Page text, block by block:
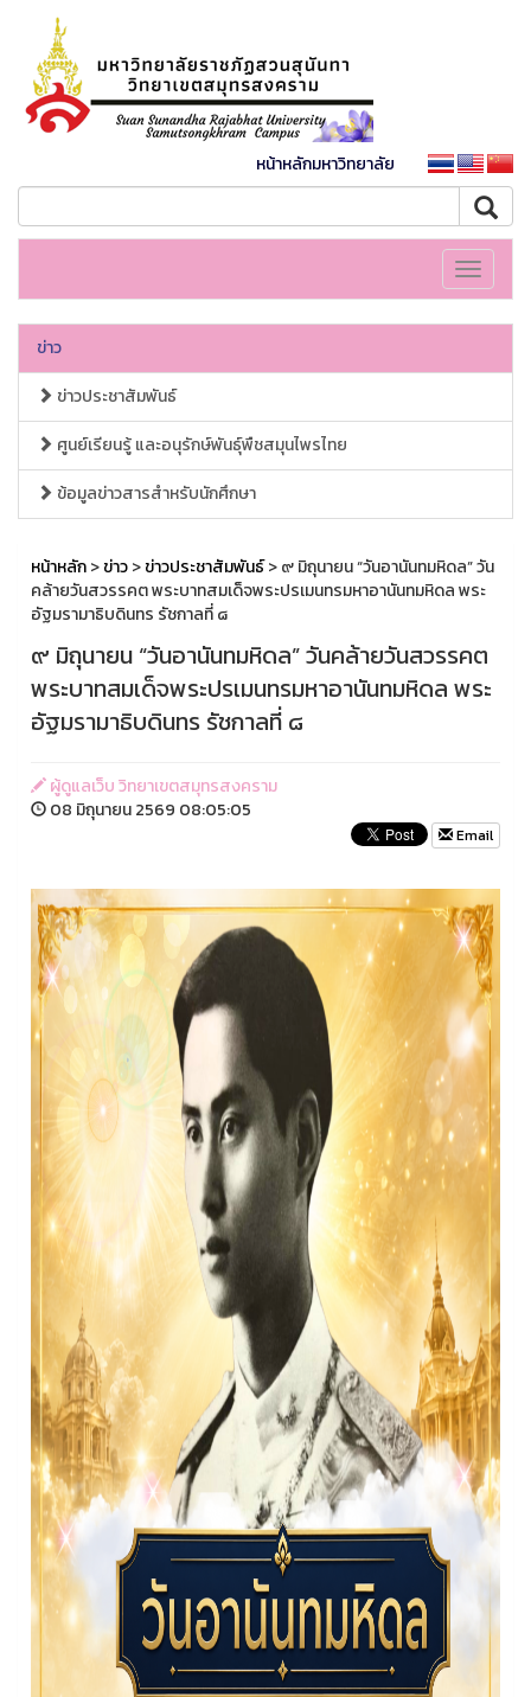
หน้าหลักมหาวิทยาลัย
Toggle
ข่าว
ข่าวประชาสัมพันธ์
ศูนย์เรียนรู้ และอนุรักษ์พันธุ์พืชสมุนไพรไทย
ข้อมูลข่าวสารสำหรับนักศึกษา
หน้าหลัก>ข่าว>ข่าวประชาสัมพันธ์> ๙ มิถุนายน “วันอานันทมหิดล” วัน
คล้ายวันสวรรคต พระบาทสมเด็จพระปรเมนทรมหาอานันทมหิดล พระ
อัฐมรามาธิบดินทร รัชกาลที่ ๘
๙ มิถุนายน “วันอานันทมหิดล” วันคล้ายวันสวรรคต
พระบาทสมเด็จพระปรเมนทรมหาอานันทมหิดล พระ
อัฐมรามาธิบดินทร รัชกาลที่ ๘
ผู้ดูแลเว็บ วิทยาเขตสมุทรสงคราม
08 มิถุนายน 2569 08:05:05
Email